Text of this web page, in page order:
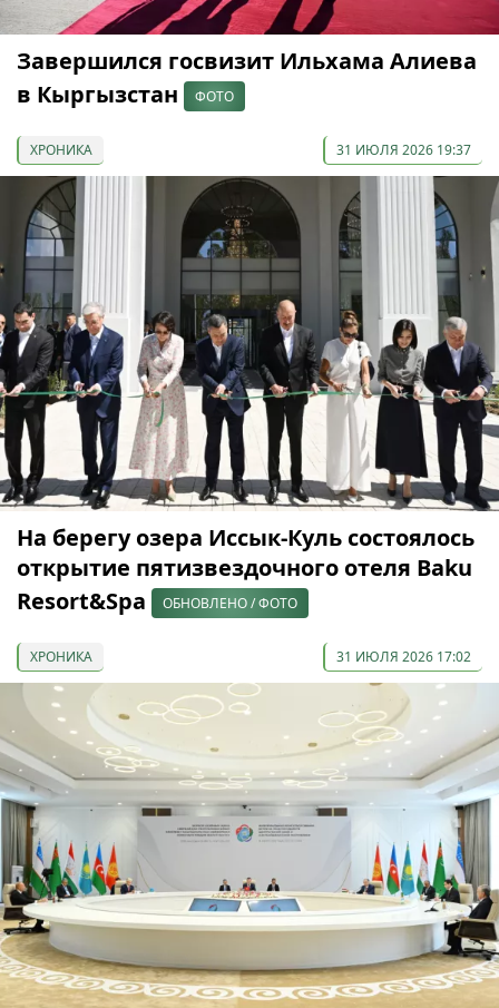
Завершился госвизит Ильхама Алиева
в Кыргызстан
ФОТО
ХРОНИКА 31 ИЮЛЯ 2026 19:37
На берегу озера Иссык-Куль состоялось
открытие пятизвездочного отеля Baku
Resort&Spa
ОБНОВЛЕНО / ФОТО
ХРОНИКА 31 ИЮЛЯ 2026 17:02